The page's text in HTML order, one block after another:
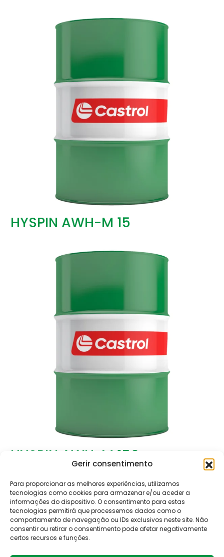
Gerir consentimento
Para proporcionar as melhores experiências, utilizamos
tecnologias como cookies para armazenar e/ou aceder a
informações do dispositivo. O consentimento para estas
tecnologias permitirá que processemos dados como o
comportamento de navegação ou IDs exclusivos neste site. Não
consentir ou retirar o consentimento pode afetar negativamente
certos recursos e funções.
HYSPIN AWH-M 15
HYSPIN AWH-M 150
1 2 →